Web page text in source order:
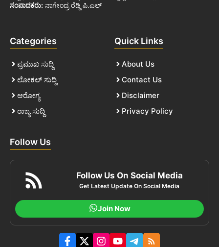
ಸಂಪಾದಕರು: ನಾಗೇಂದ್ರ ರೆಡ್ಡಿ ಪಿ.ಎಲ್
Categories
ಪ್ರಮುಖ ಸುದ್ದಿ
ಲೋಕಲ್ ಸುದ್ದಿ
ಆರೋಗ್ಯ
ರಾಜ್ಯ ಸುದ್ದಿ
Quick Links
About Us
Contact Us
Disclaimer
Privacy Policy
Follow Us
Follow Us On Social Media
Get Latest Update On Social Media
Join Now